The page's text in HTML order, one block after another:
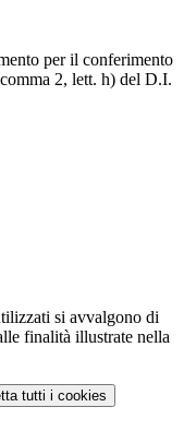
per il conferimento
2, lett. h) del D.I.
si avvalgono di
finalità illustrate nella
tutti i cookies